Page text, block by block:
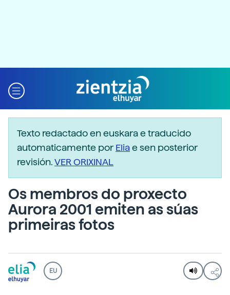
Texto redactado en euskara e traducido
automaticamente porEliae sen posterior
revisión.VER ORIXINAL
Os membros do proxecto
Aurora 2001 emiten as súas
primeiras fotos
EU